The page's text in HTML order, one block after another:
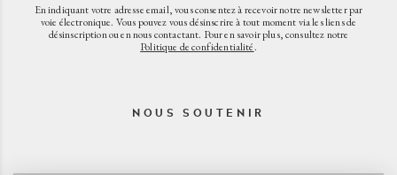
En indiquant votre adresse email, vous consentez à recevoir notre newsletter par
voie électronique. Vous pouvez vous désinscrire à tout moment via les liens de
désinscription ou en nous contactant. Pour en savoir plus, consultez notre
Politique de confidentialité.
NOUS SOUTENIR